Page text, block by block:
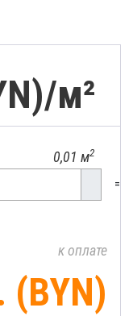
м²
0,01 м2
=
к оплате
(BYN)